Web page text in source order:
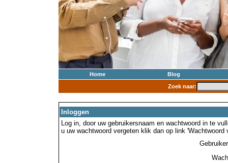
Home
Blog
Zoek naar:
Inloggen
Log in, door uw gebruikersnaam en wachtwoord in te
u uw wachtwoord vergeten klik dan op link 'Wachtwoord